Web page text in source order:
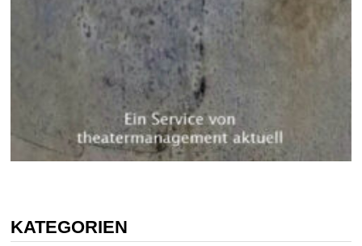
KATEGORIEN